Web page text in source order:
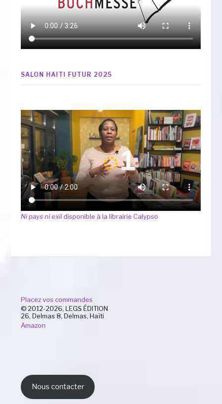
SALON HAITI FUTUR 2025
Ni pays ni exildisponible à la librairie Calypso
Placez vos commandes
© 2012-2026, LEGS ÉDITION
26, Delmas 8, Delmas, Haïti
Amazon
Nous contacter